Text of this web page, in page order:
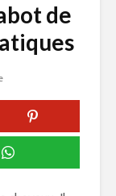
de